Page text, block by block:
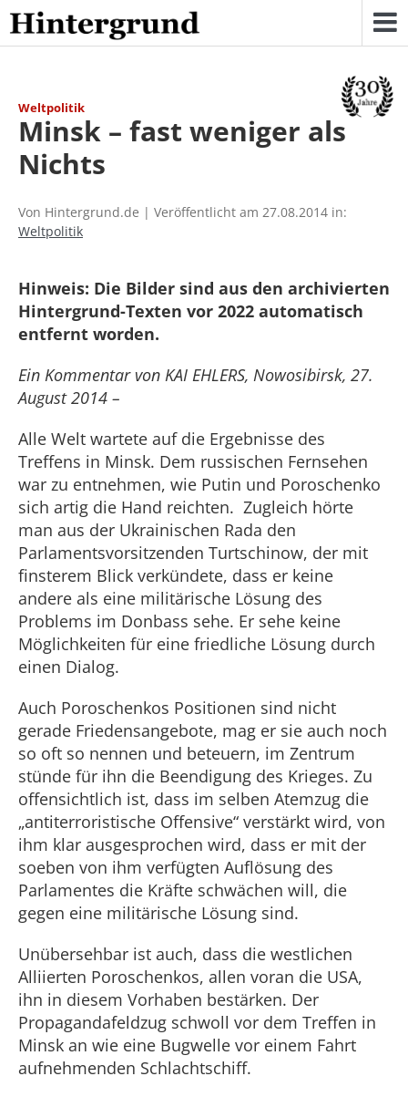
Skip
to
content
Weltpolitik
Minsk – fast weniger als
Nichts
Von Hintergrund.de | Veröffentlicht am 27.08.2014 in:
Weltpolitik
Hinweis: Die Bilder sind aus den archivierten
Hintergrund-Texten vor 2022 automatisch
entfernt worden.
Ein Kommentar von KAI EHLERS, Nowosibirsk, 27.
August 2014 –
Alle Welt wartete auf die Ergebnisse des
Treffens in Minsk. Dem russischen Fernsehen
war zu entnehmen, wie Putin und Poroschenko
sich artig die Hand reichten. Zugleich hörte
man aus der Ukrainischen Rada den
Parlamentsvorsitzenden Turtschinow, der mit
finsterem Blick verkündete, dass er keine
andere als eine militärische Lösung des
Problems im Donbass sehe. Er sehe keine
Möglichkeiten für eine friedliche Lösung durch
einen Dialog.
Auch Poroschenkos Positionen sind nicht
gerade Friedensangebote, mag er sie auch noch
so oft so nennen und beteuern, im Zentrum
stünde für ihn die Beendigung des Krieges. Zu
offensichtlich ist, dass im selben Atemzug die
„antiterroristische Offensive“ verstärkt wird, von
ihm klar ausgesprochen wird, dass er mit der
soeben von ihm verfügten Auflösung des
Parlamentes die Kräfte schwächen will, die
gegen eine militärische Lösung sind.
Unübersehbar ist auch, dass die westlichen
Alliierten Poroschenkos, allen voran die USA,
ihn in diesem Vorhaben bestärken. Der
Propagandafeldzug schwoll vor dem Treffen in
Minsk an wie eine Bugwelle vor einem Fahrt
aufnehmenden Schlachtschiff.